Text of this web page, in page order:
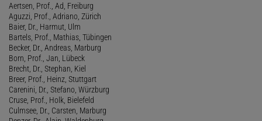
Aertsen, Prof., Ad, Freiburg
Aguzzi, Prof., Adriano, Zürich
Baier, Dr., Harmut, Ulm
Bartels, Prof., Mathias, Tübingen
Becker, Dr., Andreas, Marburg
Born, Prof., Jan, Lübeck
Brecht, Dr., Stephan, Kiel
Breer, Prof., Heinz, Stuttgart
Carenini, Dr., Stefano, Würzburg
Cruse, Prof., Holk, Bielefeld
Culmsee, Dr., Carsten, Marburg